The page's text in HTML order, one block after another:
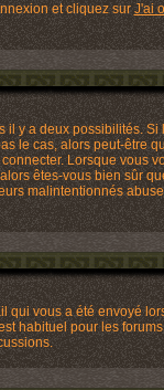
et cliquez sur J'ai
y a deux possibilités.
le cas, alors peut-être
Lorsque vous
êtes-vous bien sûr
malintentionnés
vous a été envoyé
habituel pour les